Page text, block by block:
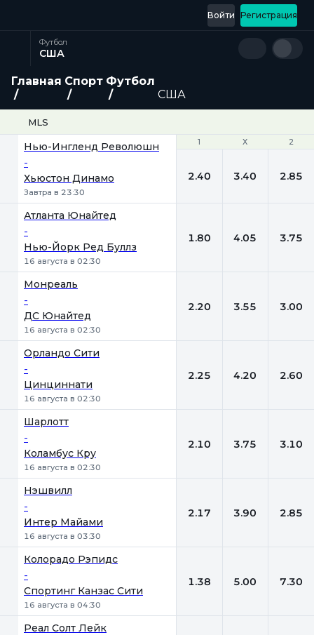
Регистрация
Войти
Футбол
США
Главная Спорт Футбол
США
MLS
1 Х 2
Нью-Ингленд Революшн
-
Хьюстон Динамо
Завтра в 23:30
1 Х 2
2.40 3.40 2.85
Атланта Юнайтед
-
Нью-Йорк Ред Буллз
16 августа в 02:30
1.80 4.05 3.75
Монреаль
-
ДС Юнайтед
16 августа в 02:30
2.20 3.55 3.00
Орландо Сити
-
Цинциннати
16 августа в 02:30
2.25 4.20 2.60
Шарлотт
-
Коламбус Кру
16 августа в 02:30
2.10 3.75 3.10
Нэшвилл
-
Интер Майами
16 августа в 03:30
2.17 3.90 2.85
Колорадо Рэпидс
-
Спортинг Канзас Сити
16 августа в 04:30
1.38 5.00 7.30
Реал Солт Лейк